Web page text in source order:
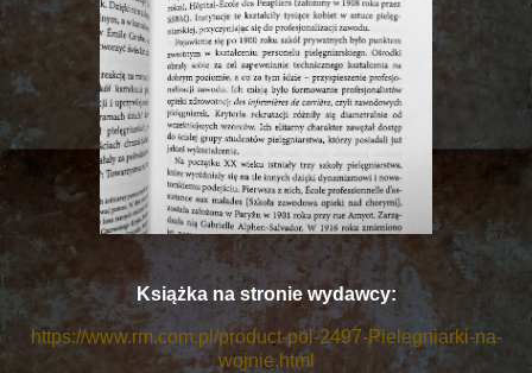
Książka na stronie wydawcy:
https://www.rm.com.pl/product-pol-2497-Pielegniarki-na-
wojnie.html